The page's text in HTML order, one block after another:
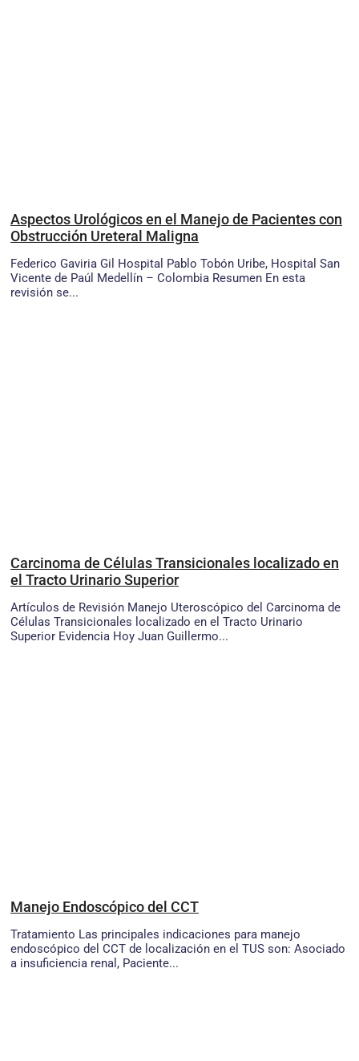
Aspectos Urológicos en el Manejo de Pacientes con
Obstrucción Ureteral Maligna
Federico Gaviria Gil Hospital Pablo Tobón Uribe, Hospital San
Vicente de Paúl Medellín – Colombia Resumen En esta
revisión se...
Carcinoma de Células Transicionales localizado en
el Tracto Urinario Superior
Artículos de Revisión Manejo Uteroscópico del Carcinoma de
Células Transicionales localizado en el Tracto Urinario
Superior Evidencia Hoy Juan Guillermo...
Manejo Endoscópico del CCT
Tratamiento Las principales indicaciones para manejo
endoscópico del CCT de localización en el TUS son: Asociado
a insuficiencia renal, Paciente...